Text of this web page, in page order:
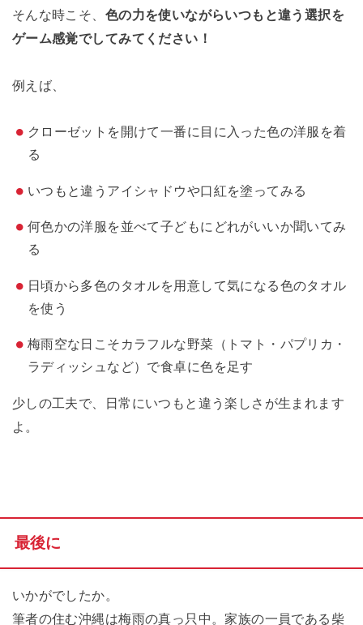
そんな時こそ、 色の力を使いながらいつもと違う選択を
ゲーム感覚でしてみてください！
例えば、
クローゼットを開けて一番に目に入った色の洋服を着
る
いつもと違うアイシャドウや口紅を塗ってみる
何色かの洋服を並べて子どもにどれがいいか聞いてみ
る
日頃から多色のタオルを用意して気になる色のタオル
を使う
梅雨空な日こそカラフルな野菜（トマト・パプリカ・
ラディッシュなど）で食卓に色を足す
少しの工夫で、日常にいつもと違う楽しさが生まれます
よ。
最後に
いかがでしたか。
筆者の住む沖縄は梅雨の真っ只中。家族の一員である柴